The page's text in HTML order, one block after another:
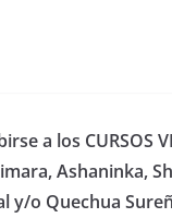
a los CURSOS
Ashaninka,
y/o Quechua